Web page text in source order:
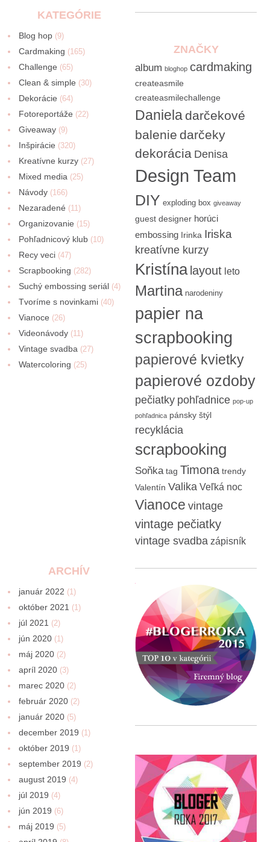
KATEGÓRIE
Blog hop (9)
Cardmaking (165)
Challenge (65)
Clean & simple (30)
Dekorácie (64)
Fotoreportáže (22)
Giveaway (9)
Inšpirácie (320)
Kreatívne kurzy (27)
Mixed media (25)
Návody (166)
Nezaradené (11)
Organizovanie (15)
Pohľadnicový klub (10)
Recy veci (47)
Scrapbooking (282)
Suchý embossing seriál (4)
Tvoríme s novinkami (40)
Vianoce (26)
Videonávody (11)
Vintage svadba (27)
Watercoloring (25)
ZNAČKY
album bloghop cardmaking
createasmile
createasmilechallenge
Daniela darčekové
balenie darčeky
dekorácia Denisa
Design Team
DIY exploding box giveaway
guest designer horúci
embossing Irinka Iriska
kreatívne kurzy
Kristína layout leto
Martina narodeniny
papier na
scrapbooking
papierové kvietky
papierové ozdoby
pečiatky pohľadnice pop-up
pohľadnica pánsky štýl
recyklácia
scrapbooking
Soňka tag Timona trendy
Valentín Valika Veľká noc
Vianoce vintage
vintage pečiatky
vintage svadba zápisník
ARCHÍV
január 2022 (1)
október 2021 (1)
júl 2021 (2)
jún 2020 (1)
máj 2020 (2)
apríl 2020 (3)
marec 2020 (2)
február 2020 (2)
január 2020 (5)
december 2019 (1)
október 2019 (1)
september 2019 (2)
august 2019 (4)
júl 2019 (4)
jún 2019 (6)
máj 2019 (5)